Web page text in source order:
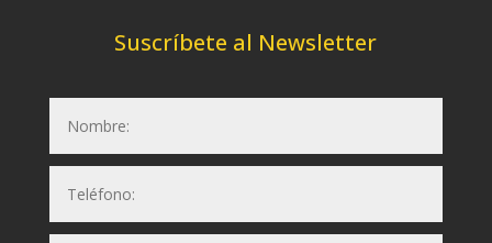
Suscríbete al Newsletter